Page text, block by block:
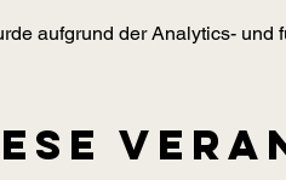
aufgrund der Analytics-